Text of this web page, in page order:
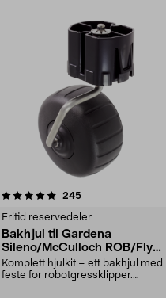
245anmeldelser
Fritid reservedeler
Bakhjul til Gardena
Sileno/McCulloch ROB/Flymo
Easilife
Komplett hjulkit – ett bakhjul med
feste for robotgressklipper.
4.5 av 5 stjerner